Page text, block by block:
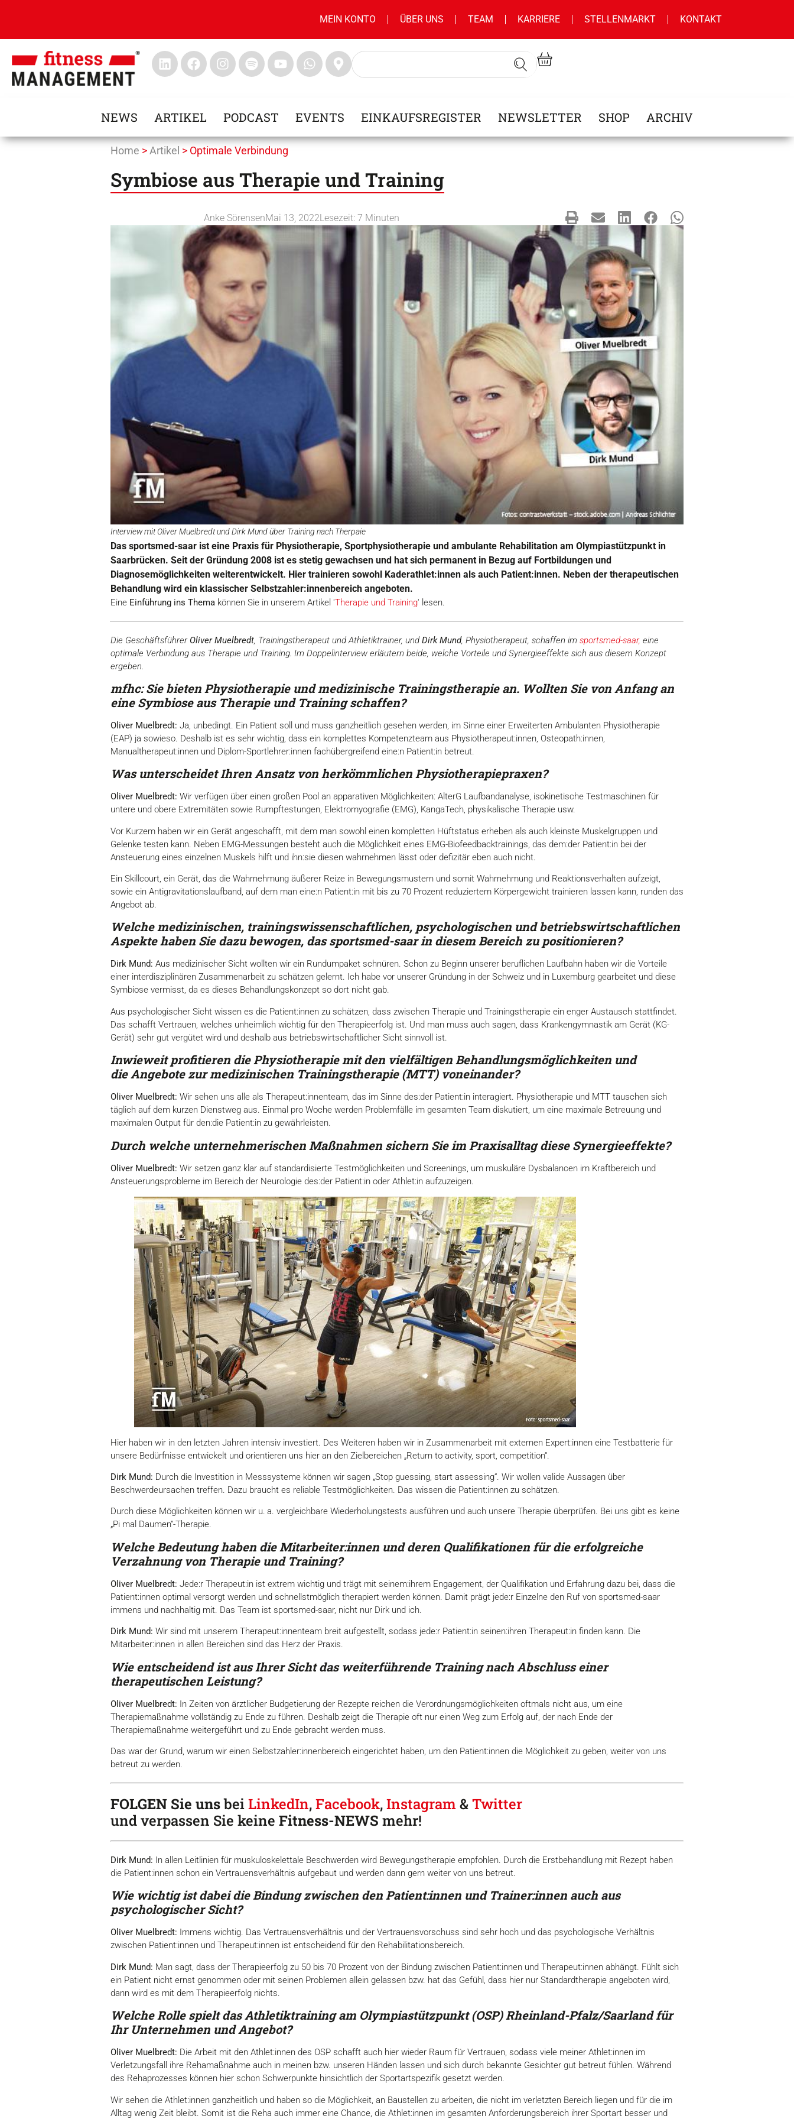
MEIN KONTO ÜBER UNS TEAM KARRIERE STELLENMARKT KONTAKT
NEWS ARTIKEL PODCAST EVENTS EINKAUFSREGISTER NEWSLETTER SHOP ARCHIV
Home > Artikel > Optimale Verbindung
Symbiose aus Therapie und Training
Anke SörensenMai 13, 2022Lesezeit: 7 Minuten
Interview mit Oliver Muelbredt und Dirk Mund über Training nach Therpaie
Das sportsmed-saar ist eine Praxis für Physiotherapie, Sportphysiotherapie und ambulante Rehabilitation am Olympiastützpunkt in
Saarbrücken. Seit der Gründung 2008 ist es stetig gewachsen und hat sich permanent in Bezug auf Fortbildungen und
Diagnosemöglichkeiten weiterentwickelt. Hier trainieren sowohl Kaderathlet:innen als auch Patient:innen. Neben der therapeutischen
Behandlung wird ein klassischer Selbstzahler:innenbereich angeboten.
Eine Einführung ins Thema können Sie in unserem Artikel 'Therapie und Training' lesen.
Die Geschäftsführer Oliver Muelbredt , Trainingstherapeut und Athletiktrainer, und Dirk Mund, Physiotherapeut, schaffen im sportsmed-saar, eine
optimale Verbindung aus Therapie und Training. Im Doppelinterview erläutern beide, welche Vorteile und Synergieeffekte sich aus diesem Konzept
ergeben.
mfhc: Sie bieten Physiotherapie und medizinische Trainingstherapie an. Wollten Sie von Anfang an
eine Symbiose aus Therapie und Training schaffen?
Oliver Muelbredt: Ja, unbedingt. Ein Patient soll und muss ganzheitlich gesehen werden, im Sinne einer Erweiterten Ambulanten Physiotherapie
(EAP) ja sowieso. Deshalb ist es sehr wichtig, dass ein komplettes Kompetenzteam aus Physiotherapeut:innen, Osteopath:innen,
Manualtherapeut:innen und Diplom-Sportlehrer:innen fachübergreifend eine:n Patient:in betreut.
Was unterscheidet Ihren Ansatz von herkömmlichen Physiotherapiepraxen?
Oliver Muelbredt: Wir verfügen über einen großen Pool an apparativen Möglichkeiten: AlterG Laufbandanalyse, isokinetische Testmaschinen für
untere und obere Extremitäten sowie Rumpftestungen, Elektromyografie (EMG), KangaTech, physikalische Therapie usw.
Vor Kurzem haben wir ein Gerät angeschafft, mit dem man sowohl einen kompletten Hüftstatus erheben als auch kleinste Muskelgruppen und
Gelenke testen kann. Neben EMG-Messungen besteht auch die Möglichkeit eines EMG-Biofeedbacktrainings, das dem:der Patient:in bei der
Ansteuerung eines einzelnen Muskels hilft und ihn:sie diesen wahrnehmen lässt oder defizitär eben auch nicht.
Ein Skillcourt, ein Gerät, das die Wahrnehmung äußerer Reize in Bewegungsmustern und somit Wahrnehmung und Reaktionsverhalten aufzeigt,
sowie ein Antigravitationslaufband, auf dem man eine:n Patient:in mit bis zu 70 Prozent reduziertem Körpergewicht trainieren lassen kann, runden das
Angebot ab.
Welche medizinischen, trainingswissenschaftlichen, psychologischen und betriebswirtschaftlichen
Aspektehaben Sie dazu bewogen, das sportsmed-saar in diesem Bereich zu positionieren?
Dirk Mund: Aus medizinischer Sicht wollten wir ein Rundumpaket schnüren. Schon zu Beginn unserer beruflichen Laufbahn haben wir die Vorteile
einer interdisziplinären Zusammenarbeit zu schätzen gelernt. Ich habe vor unserer Gründung in der Schweiz und in Luxemburg gearbeitet und diese
Symbiose vermisst, da es dieses Behandlungskonzept so dort nicht gab.
Aus psychologischer Sicht wissen es die Patient:innen zu schätzen, dass zwischen Therapie und Trainingstherapie ein enger Austausch stattfindet.
Das schafft Vertrauen, welches unheimlich wichtig für den Therapieerfolg ist. Und man muss auch sagen, dass Krankengymnastik am Gerät (KG-
Gerät) sehr gut vergütet wird und deshalb aus betriebswirtschaftlicher Sicht sinnvoll ist.
Inwieweit profitieren die Physiotherapie mit den vielfältigen Behandlungsmöglichkeiten und
dieAngebote zur medizinischen Trainingstherapie(MTT) voneinander?
Oliver Muelbredt: Wir sehen uns alle als Therapeut:innenteam, das im Sinne des:der Patient:in interagiert. Physiotherapie und MTT tauschen sich
täglich auf dem kurzen Dienstweg aus. Einmal pro Woche werden Problemfälle im gesamten Team diskutiert, um eine maximale Betreuung und
maximalen Output für den:die Patient:in zu gewährleisten.
Durch welche unternehmerischen Maßnahmen sichern Sie im Praxisalltag diese Synergieeffekte?
Oliver Muelbredt: Wir setzen ganz klar auf standardisierte Testmöglichkeiten und Screenings, um muskuläre Dysbalancen im Kraftbereich und
Ansteuerungsprobleme im Bereich der Neurologie des:der Patient:in oder Athlet:in aufzuzeigen.
Hier haben wir in den letzten Jahren intensiv investiert. Des Weiteren haben wir in Zusammenarbeit mit externen Expert:innen eine Testbatterie für
unsere Bedürfnisse entwickelt und orientieren uns hier an den Zielbereichen „Return to activity, sport, competition“.
Dirk Mund: Durch die Investition in Messsysteme können wir sagen „Stop guessing, start assessing“. Wir wollen valide Aussagen über
Beschwerdeursachen treffen. Dazu braucht es reliable Testmöglichkeiten. Das wissen die Patient:innen zu schätzen.
Durch diese Möglichkeiten können wir u. a. vergleichbare Wiederholungstests ausführen und auch unsere Therapie überprüfen. Bei uns gibt es keine
„Pi mal Daumen“-Therapie.
Welche Bedeutung haben die Mitarbeiter:innen und deren Qualifikationen für die erfolgreiche
Verzahnung von Therapie und Training?
Oliver Muelbredt: Jede:r Therapeut:in ist extrem wichtig und trägt mit seinem:ihrem Engagement, der Qualifikation und Erfahrung dazu bei, dass die
Patient:innen optimal versorgt werden und schnellstmöglich therapiert werden können. Damit prägt jede:r Einzelne den Ruf von sportsmed-saar
immens und nachhaltig mit. Das Team ist sportsmed-saar, nicht nur Dirk und ich.
Dirk Mund: Wir sind mit unserem Therapeut:innenteam breit aufgestellt, sodass jede:r Patient:in seinen:ihren Therapeut:in finden kann. Die
Mitarbeiter:innen in allen Bereichen sind das Herz der Praxis.
Wie entscheidend ist aus Ihrer Sicht das weiterführende Training nach Abschluss einer
therapeutischen Leistung?
Oliver Muelbredt: In Zeiten von ärztlicher Budgetierung der Rezepte reichen die Verordnungsmöglichkeiten oftmals nicht aus, um eine
Therapiemaßnahme vollständig zu Ende zu führen. Deshalb zeigt die Therapie oft nur einen Weg zum Erfolg auf, der nach Ende der
Therapiemaßnahme weitergeführt und zu Ende gebracht werden muss.
Das war der Grund, warum wir einen Selbstzahler:innenbereich eingerichtet haben, um den Patient:innen die Möglichkeit zu geben, weiter von uns
betreut zu werden.
FOLGEN Sie unsbeiLinkedIn,Facebook,Instagram&Twitter
und verpassen Sie keine Fitness-NEWS mehr!
Dirk Mund: In allen Leitlinien für muskuloskelettale Beschwerden wird Bewegungstherapie empfohlen. Durch die Erstbehandlung mit Rezept haben
die Patient:innen schon ein Vertrauensverhältnis aufgebaut und werden dann gern weiter von uns betreut.
Wie wichtig ist dabei die Bindung zwischen denPatient:innen und Trainer:innen auch aus
psychologischer Sicht?
Oliver Muelbredt: Immens wichtig. Das Vertrauensverhältnis und der Vertrauensvorschuss sind sehr hoch und das psychologische Verhältnis
zwischen Patient:innen und Therapeut:innen ist entscheidend für den Rehabilitationsbereich.
Dirk Mund: Man sagt, dass der Therapieerfolg zu 50 bis 70 Prozent von der Bindung zwischen Patient:innen und Therapeut:innen abhängt. Fühlt sich
ein Patient nicht ernst genommen oder mit seinen Problemen allein gelassen bzw. hat das Gefühl, dass hier nur Standardtherapie angeboten wird,
dann wird es mit dem Therapieerfolg nichts.
Welche Rolle spielt das Athletiktraining am Olympiastützpunkt (OSP) Rheinland-Pfalz/Saarland für
Ihr Unternehmen und Angebot?
Oliver Muelbredt: Die Arbeit mit den Athlet:innen des OSP schafft auch hier wieder Raum für Vertrauen, sodass viele meiner Athlet:innen im
Verletzungsfall ihre Rehamaßnahme auch in meinen bzw. unseren Händen lassen und sich durch bekannte Gesichter gut betreut fühlen. Während
des Rehaprozesses können hier schon Schwerpunkte hinsichtlich der Sportartspezifik gesetzt werden.
Wir sehen die Athlet:innen ganzheitlich und haben so die Möglichkeit, an Baustellen zu arbeiten, die nicht im verletzten Bereich liegen und für die im
Alltag wenig Zeit bleibt. Somit ist die Reha auch immer eine Chance, die Athlet:innen im gesamten Anforderungsbereich ihrer Sportart besser und